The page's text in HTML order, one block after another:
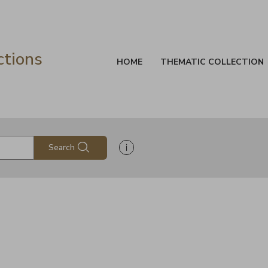
HOME THEMATIC COLLECTION
Search Show search help information